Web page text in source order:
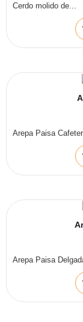
Cerdo molido de...
Arepa Paisa
Arepa Paisa